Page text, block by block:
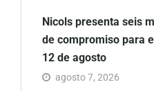
Nicols presenta seis
de compromiso para
12 de agosto
agosto 7, 2026